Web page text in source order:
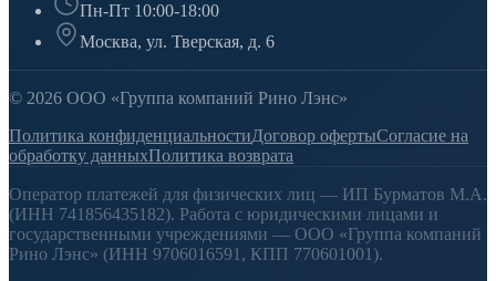
Пн-Пт 10:00-18:00
Москва, ул. Тверская, д. 6
© 2026 ООО «Группа компаний Рино Лэнс»
Политика конфиденциальностиДоговор офертыСогласие на
обработку данныхПолитика возврата
Оператор платежей для физических лиц — ИП Бурматов М.А.
(ИНН 741856435182). Работа с юридическими лицами и
государственными учреждениями — ООО «Группа компаний
Рино Лэнс» (ИНН 9706016591, КПП 770601001).